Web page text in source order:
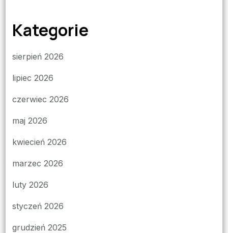
Kategorie
sierpień 2026
lipiec 2026
czerwiec 2026
maj 2026
kwiecień 2026
marzec 2026
luty 2026
styczeń 2026
grudzień 2025